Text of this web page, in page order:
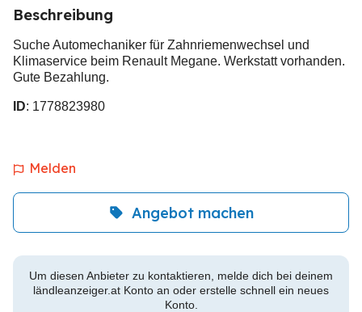
Beschreibung
Suche Automechaniker für Zahnriemenwechsel und
Klimaservice beim Renault Megane. Werkstatt vorhanden.
Gute Bezahlung.
ID: 1778823980
Melden
Angebot machen
Um diesen Anbieter zu kontaktieren, melde dich bei deinem
ländleanzeiger.at Konto an oder erstelle schnell ein neues
Konto.